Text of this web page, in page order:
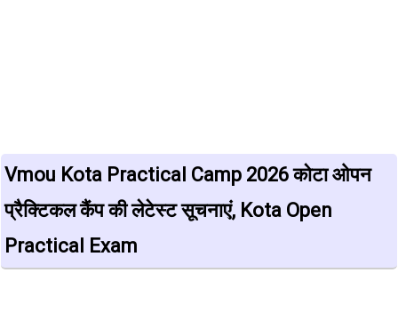
Vmou Kota Practical Camp 2026 कोटा ओपन
प्रैक्टिकल कैंप की लेटेस्ट सूचनाएं, Kota Open
Practical Exam